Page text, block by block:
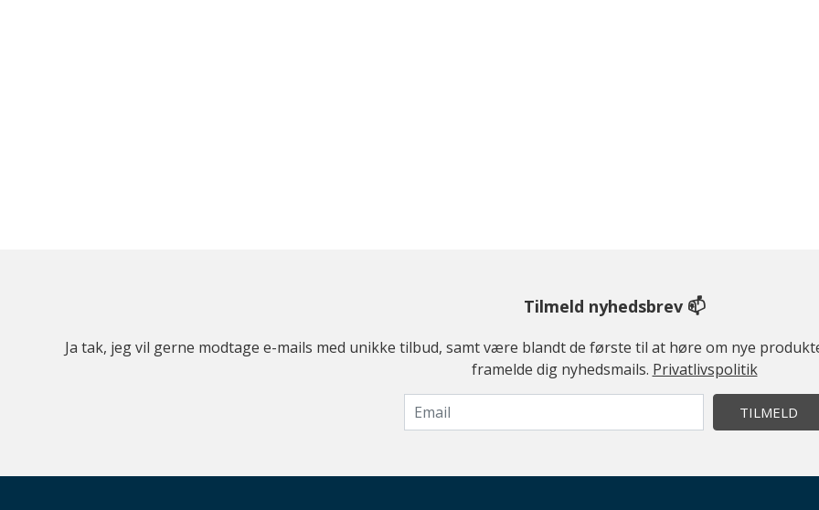
Tilmeld nyhedsbrev 📫
Ja tak, jeg vil gerne modtage e-mails med unikke tilbud, samt være blandt de første til at høre om nye
framelde dig nyhedsmails. Privatlivspolitik
TILMELD